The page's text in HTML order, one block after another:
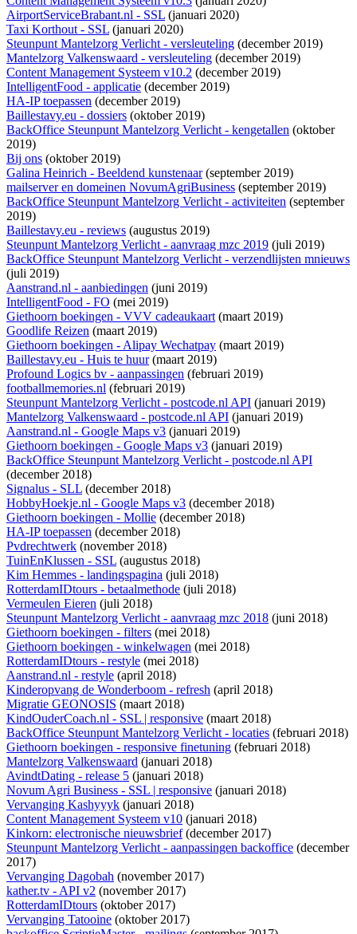
AirportServiceBrabant.nl - SSL (januari 2020)
Taxi Korthout - SSL (januari 2020)
Steunpunt Mantelzorg Verlicht - versleuteling (december 2019)
Mantelzorg Valkenswaard - versleuteling (december 2019)
Content Management Systeem v10.2 (december 2019)
IntelligentFood - applicatie (december 2019)
HA-IP toepassen (december 2019)
Baillestavy.eu - dossiers (oktober 2019)
BackOffice Steunpunt Mantelzorg Verlicht - kengetallen (oktober
2019)
Bij ons (oktober 2019)
Galina Heinrich - Beeldend kunstenaar(september 2019)
mailserver en domeinen NovumAgriBusiness (september 2019)
BackOffice Steunpunt Mantelzorg Verlicht - activiteiten (september
2019)
Baillestavy.eu - reviews (augustus 2019)
Steunpunt Mantelzorg Verlicht - aanvraag mzc 2019 (juli 2019)
BackOffice Steunpunt Mantelzorg Verlicht - verzendlijsten mnieuws
(juli 2019)
Aanstrand.nl - aanbiedingen (juni 2019)
IntelligentFood - FO (mei 2019)
Giethoorn boekingen - VVV cadeaukaart(maart 2019)
Goodlife Reizen (maart 2019)
Giethoorn boekingen - Alipay Wechatpay (maart 2019)
Baillestavy.eu - Huis te huur(maart 2019)
Profound Logics bv - aanpassingen (februari 2019)
footballmemories.nl (februari 2019)
Steunpunt Mantelzorg Verlicht - postcode.nl API (januari 2019)
Mantelzorg Valkenswaard - postcode.nl API (januari 2019)
Aanstrand.nl - Google Maps v3 (januari 2019)
Giethoorn boekingen - Google Maps v3 (januari 2019)
BackOffice Steunpunt Mantelzorg Verlicht - postcode.nl API
(december 2018)
Signalus - SLL (december 2018)
HobbyHoekje.nl - Google Maps v3 (december 2018)
Giethoorn boekingen - Mollie (december 2018)
HA-IP toepassen (december 2018)
Pvdrechtwerk (november 2018)
TuinEnKlussen - SSL (augustus 2018)
Kim Hemmes - landingspagina (juli 2018)
RotterdamIDtours - betaalmethode (juli 2018)
Vermeulen Eieren (juli 2018)
Steunpunt Mantelzorg Verlicht - aanvraag mzc 2018 (juni 2018)
Giethoorn boekingen - filters (mei 2018)
Giethoorn boekingen - winkelwagen (mei 2018)
RotterdamIDtours - restyle (mei 2018)
Aanstrand.nl - restyle (april 2018)
Kinderopvang de Wonderboom - refresh (april 2018)
Migratie GEONOSIS (maart 2018)
KindOuderCoach.nl - SSL | responsive (maart 2018)
BackOffice Steunpunt Mantelzorg Verlicht - locaties (februari 2018)
Giethoorn boekingen - responsive finetuning (februari 2018)
Mantelzorg Valkenswaard (januari 2018)
AvindtDating - release 5 (januari 2018)
Novum Agri Business - SSL | responsive (januari 2018)
Vervanging Kashyyyk (januari 2018)
Content Management Systeem v10 (januari 2018)
Kinkorn: electronische nieuwsbrief(december 2017)
Steunpunt Mantelzorg Verlicht - aanpassingen backoffice (december
2017)
Vervanging Dagobah (november 2017)
kather.tv - API v2 (november 2017)
RotterdamIDtours (oktober 2017)
Vervanging Tatooine (oktober 2017)